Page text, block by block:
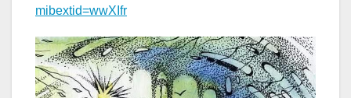
mibextid=wwXIfr